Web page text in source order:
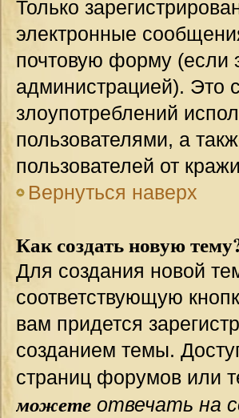
Только
электронные
почтовую форму (если
администрацией). Это
злоупотреблений
пользователями, а
пользователей от
Вернуться наверх
Как создать новую
Для создания новой
соответствующую
вам придется
созданием темы.
страниц форумов или
можете отвечать на